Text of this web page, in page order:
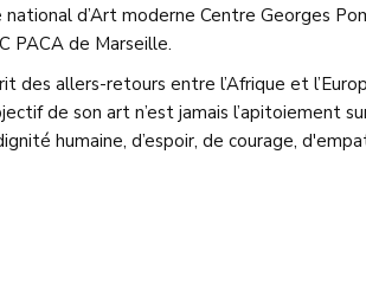
d’Art moderne Centre Georges
PACA de Marseille.
allers-retours entre l’Afrique et
de son art n’est jamais l’apitoiement
humaine, d’espoir, de courage,